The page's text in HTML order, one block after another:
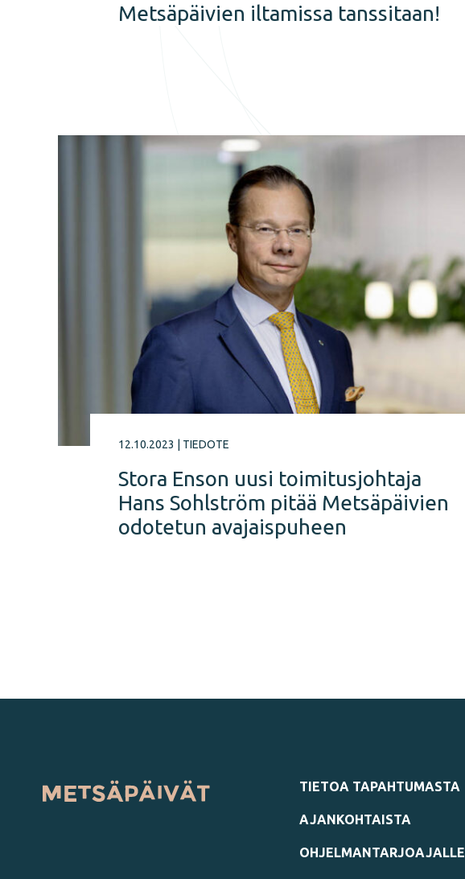
Metsäpäivien iltamissa tanssitaan!
12.10.2023 TIEDOTE
Stora Enson uusi toimitusjohtaja
Hans Sohlström pitää Metsäpäivien
odotetun avajaispuheen
TIETOA TAPAHTUMASTA
AJANKOHTAISTA
OHJELMANTARJOAJALLE